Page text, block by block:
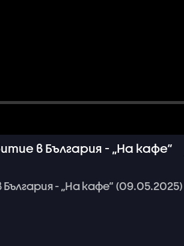
в България - „На кафе“
България-„На кафе“ (09.05.2025)